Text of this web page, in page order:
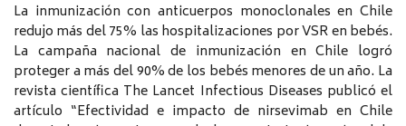
La inmunización con anticuerpos monoclonales en Chile
redujo más del 75% las hospitalizaciones por VSR en bebés.
La campaña nacional de inmunización en Chile logró
proteger a más del 90% de los bebés menores de un año. La
revista científica The Lancet Infectious Diseases publicó el
artículo “Efectividad e impacto de nirsevimab en Chile